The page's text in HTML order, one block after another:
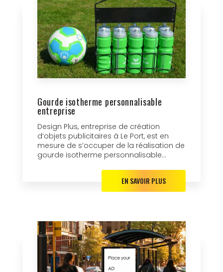
Gourde isotherme personnalisable
entreprise
Design Plus, entreprise de création
d’objets publicitaires à Le Port, est en
mesure de s’occuper de la réalisation de
gourde isotherme personnalisable...
EN SAVOIR PLUS